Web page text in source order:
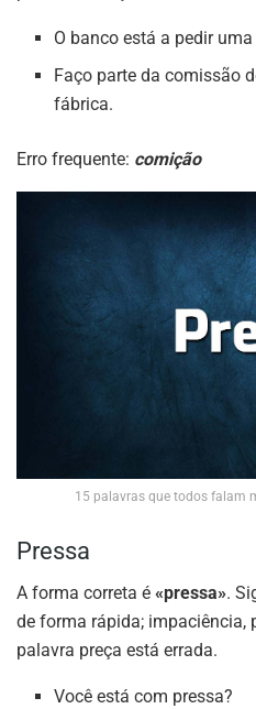
O banco está a pedir
Faço parte da comissão
fábrica.
Erro frequente: comição
15 palavras que todos falam
Pressa
A forma correta é «pressa».
de forma rápida; impaciência,
palavra preça está errada.
Você está com pressa?